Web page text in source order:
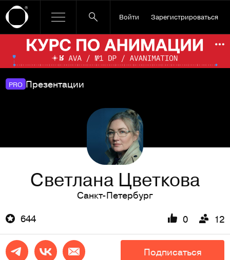
Войти Зарегистрироваться
Ссылка баннера
PRO Презентации
Светлана Цветкова
Санкт-Петербург
644
0 12
Подписаться